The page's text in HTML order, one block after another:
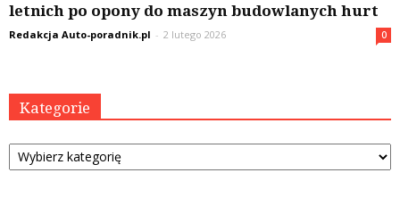
letnich po opony do maszyn budowlanych hurt
Redakcja Auto-poradnik.pl - 2 lutego 2026 0
Kategorie
Kategorie